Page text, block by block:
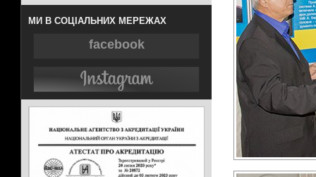
МИ В СОЦІАЛЬНИХ МЕРЕЖАХ
facebook